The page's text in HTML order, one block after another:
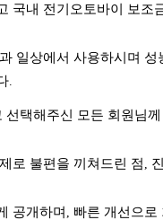
국내 전기오토바이 보조
일상에서 사용하시며 성
선택해주신 모든 회원님
로 불편을 끼쳐드린 점
공개하며
빠른 개선으로